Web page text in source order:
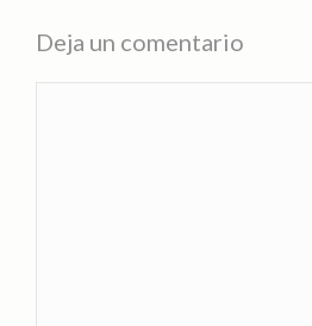
Deja un comentario